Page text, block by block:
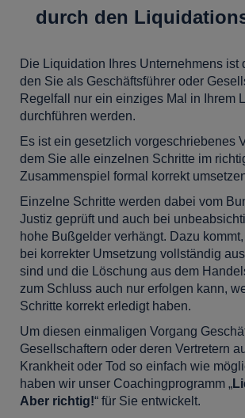
durch den
Die Liquidation Ihres Unternehmens ist
den Sie als Geschäftsführer oder
Regelfall nur ein einziges Mal in Ihrem
durchführen werden.
Es ist ein gesetzlich vorgeschriebenes
dem Sie alle einzelnen Schritte im
Zusammenspiel formal korrekt
Einzelne Schritte werden dabei vom
Justiz geprüft und auch bei
hohe Bußgelder verhängt. Dazu
bei korrekter Umsetzung vollständig
sind und die Löschung aus dem
zum Schluss auch nur erfolgen kann,
Schritte korrekt erledigt haben.
Um diesen einmaligen Vorgang
Gesellschaftern oder deren Vertretern
Krankheit oder Tod so einfach wie
haben wir unser Coachingprogramm „
Aber richtig!“ für Sie entwickelt.